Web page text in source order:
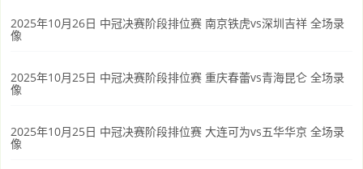
2025年10月26日 中冠决赛阶段排位赛 南京铁虎vs深圳吉祥 全场录
像
2025年10月25日 中冠决赛阶段排位赛 重庆春蕾vs青海昆仑 全场录
像
2025年10月25日 中冠决赛阶段排位赛 大连可为vs五华华京 全场录
像